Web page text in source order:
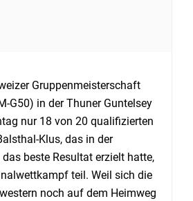
Gruppenmeisterschaft
G50) in der Thuner Guntelsey
nur 18 von 20 qualifizierten
Klus, das in der
beste Resultat erzielt hatte,
teil. Weil sich die
noch auf dem Heimweg